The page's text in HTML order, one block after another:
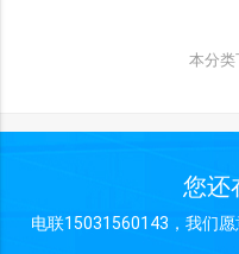
本分类
您还
电联15031560143，我们